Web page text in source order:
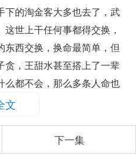
下的淘金客大多也去了，武
世上干任何事都得交换，
东西交换，换命最简单，但
贪，王甜水甚至搭上了一辈
么都不会，那么多条人命也
王甜水说人各有命，武建超
文
下一集